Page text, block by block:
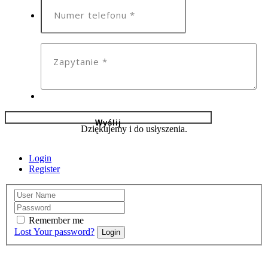
Dziękujemy i do usłyszenia.
Login
Register
Remember me
Lost Your password?
Login